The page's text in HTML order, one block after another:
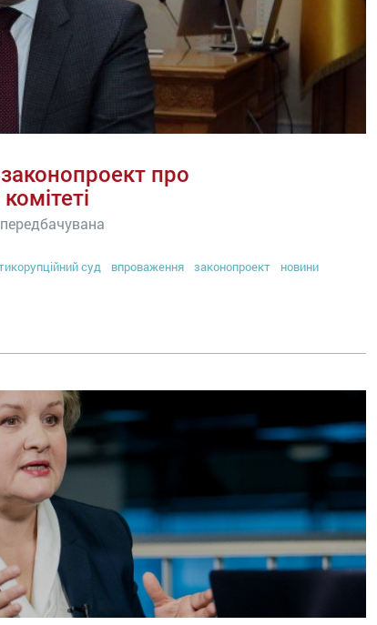
про
суд впроваження законопроект
новини